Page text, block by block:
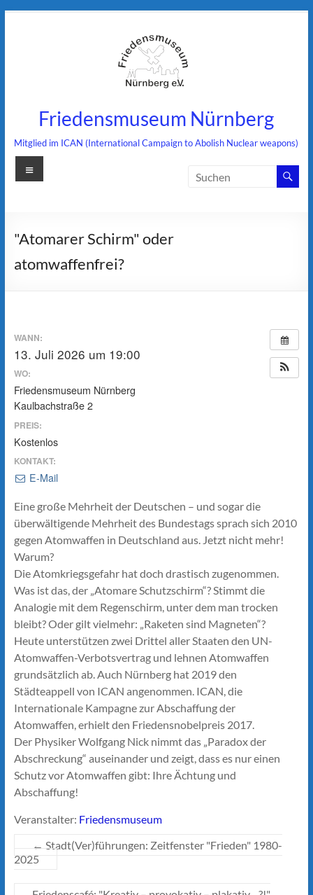
Friedensmuseum Nürnberg
Mitglied im ICAN (International Campaign to Abolish Nuclear weapons)
Menü
"Atomarer Schirm" oder
atomwaffenfrei?
WANN:
13. Juli 2026 um 19:00
WO:
Friedensmuseum Nürnberg
Kaulbachstraße 2
PREIS:
Kostenlos
KONTAKT:
E-Mail
Eine große Mehrheit der Deutschen – und sogar die
überwältigende Mehrheit des Bundestags sprach sich 2010
gegen Atomwaffen in Deutschland aus. Jetzt nicht mehr!
Warum?
Die Atomkriegsgefahr hat doch drastisch zugenommen.
Was ist das, der „Atomare Schutzschirm“? Stimmt die
Analogie mit dem Regenschirm, unter dem man trocken
bleibt? Oder gilt vielmehr: „Raketen sind Magneten“?
Heute unterstützen zwei Drittel aller Staaten den UN-
Atomwaffen-Verbotsvertrag und lehnen Atomwaffen
grundsätzlich ab. Auch Nürnberg hat 2019 den
Städteappell von ICAN angenommen. ICAN, die
Internationale Kampagne zur Abschaffung der
Atomwaffen, erhielt den Friedensnobelpreis 2017.
Der Physiker Wolfgang Nick nimmt das „Paradox der
Abschreckung“ auseinander und zeigt, dass es nur einen
Schutz vor Atomwaffen gibt: Ihre Ächtung und
Abschaffung!
Veranstalter: Friedensmuseum
← Stadt(Ver)führungen: Zeitfenster "Frieden" 1980-
2025